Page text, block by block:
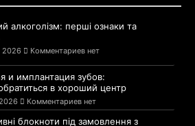
алкоголізм: перші ознаки та
2026 Комментариев нет
и имплантация зубов:
в хороший центр
Комментариев нет
блокноти під замовлення з